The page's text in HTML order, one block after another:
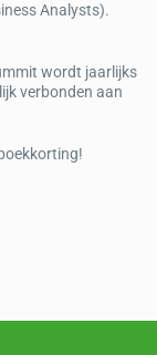
Analysts).
wordt jaarlijks
verbonden aan